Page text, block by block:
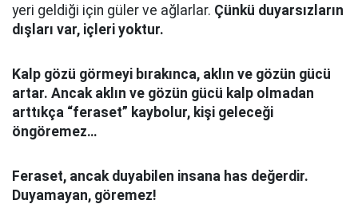
yeri geldiği için güler ve ağlarlar. Çünkü duyarsızların
dışları var, içleri yoktur.
Kalp gözü görmeyi bırakınca, aklın ve gözün gücü
artar. Ancak aklın ve gözün gücü kalp olmadan
arttıkça “feraset” kaybolur, kişi geleceği
öngöremez…
Feraset, ancak duyabilen insana has değerdir.
Duyamayan, göremez!